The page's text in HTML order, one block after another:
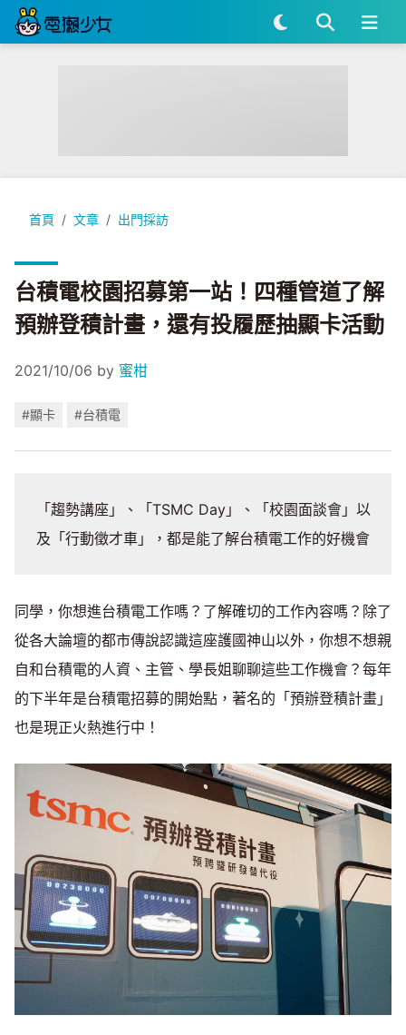
首頁 文章 出門採訪
台積電校園招募第一站！四種管道了解預辦登積計畫，還有投
台積電校園招募第一站！四種管道了解
預辦登積計畫，還有投履歷抽顯卡活動
2021/10/06 by 蜜柑
#顯卡 #台積電
「趨勢講座」、「TSMC Day」、「校園面談會」以
及「行動徵才車」，都是能了解台積電工作的好機會
同學，你想進台積電工作嗎？了解確切的工作內容嗎？除了
從各大論壇的都市傳說認識這座護國神山以外，你想不想親
自和台積電的人資、主管、學長姐聊聊這些工作機會？每年
的下半年是台積電招募的開始點，著名的「預辦登積計畫」
也是現正火熱進行中！